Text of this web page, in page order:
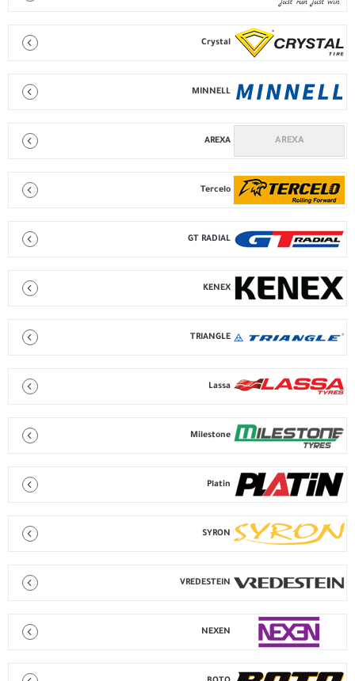
Crystal
MINNELL
AREXA
Tercelo
GT RADIAL
KENEX
TRIANGLE
Lassa
Milestone
Platin
SYRON
VREDESTEIN
NEXEN